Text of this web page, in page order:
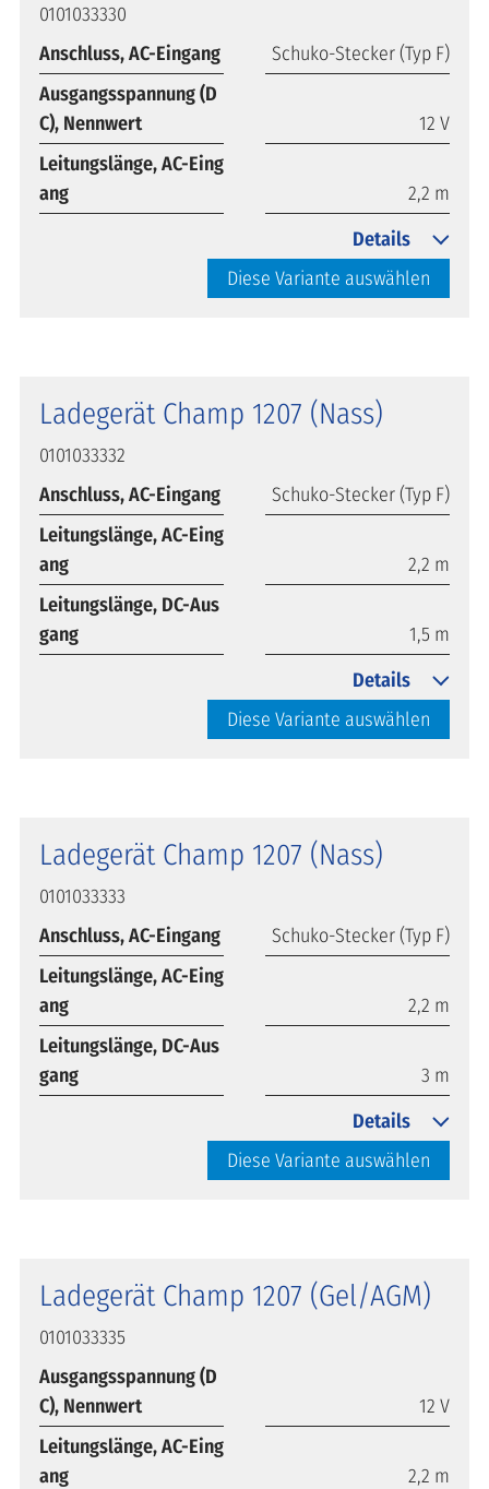
0101033330
Anschluss, AC-Eingang
Schuko-Stecker (Typ F)
Ausgangsspannung (D
C), Nennwert
12 V
Leitungslänge, AC-Eing
ang
2,2 m
Diese Variante auswählen
Details
Ladegerät Champ 1207 (Nass)
0101033332
Anschluss, AC-Eingang
Schuko-Stecker (Typ F)
Leitungslänge, AC-Eing
ang
2,2 m
Leitungslänge, DC-Aus
gang
1,5 m
Diese Variante auswählen
Details
Ladegerät Champ 1207 (Nass)
0101033333
Anschluss, AC-Eingang
Schuko-Stecker (Typ F)
Leitungslänge, AC-Eing
ang
2,2 m
Leitungslänge, DC-Aus
gang
3 m
Diese Variante auswählen
Details
Ladegerät Champ 1207 (Gel/AGM)
0101033335
Ausgangsspannung (D
C), Nennwert
12 V
Leitungslänge, AC-Eing
ang
2,2 m